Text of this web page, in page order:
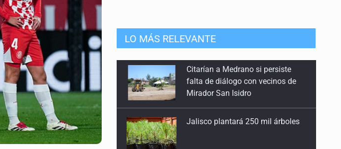
por mala calidad del agua
LO MÁS RELEVANTE
Jalisco plantará 250 mil árboles
Vinculan a implicado en